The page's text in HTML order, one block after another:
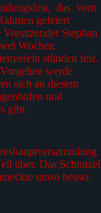
das vom
gefeiert
Stephan
Wochen.
stünden fest.
werde
sich an diesem
und
gibt
über. Das Schnitzel
umso besser.